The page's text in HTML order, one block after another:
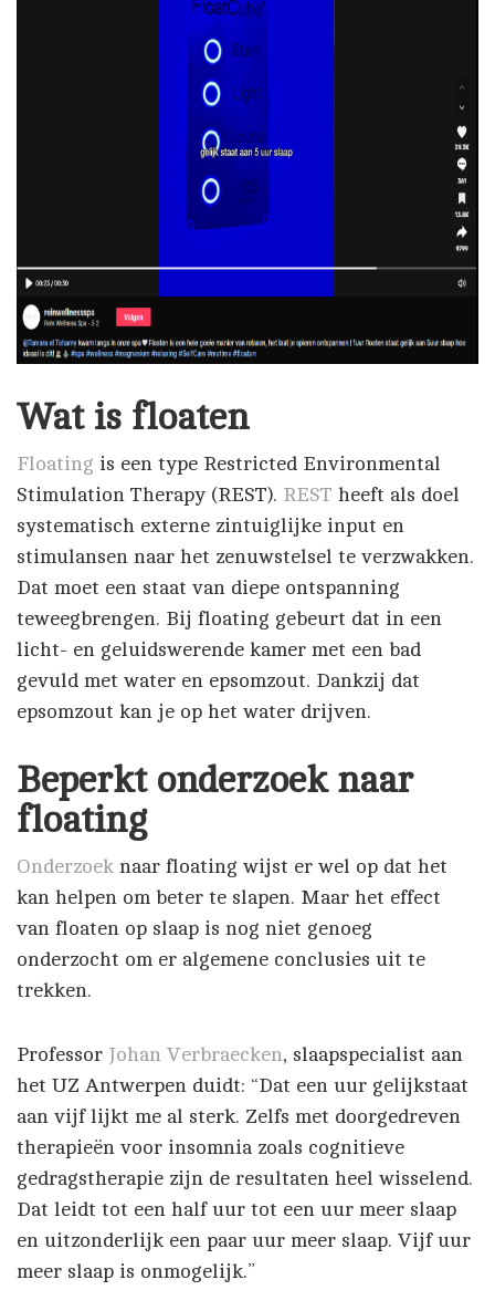
Wat is floaten
Floating is een type Restricted Environmental
Stimulation Therapy (REST). REST heeft als doel
systematisch externe zintuiglijke input en
stimulansen naar het zenuwstelsel te verzwakken.
Dat moet een staat van diepe ontspanning
teweegbrengen. Bij floating gebeurt dat in een
licht- en geluidswerende kamer met een bad
gevuld met water en epsomzout. Dankzij dat
epsomzout kan je op het water drijven.
Beperkt onderzoek naar
floating
Onderzoek naar floating wijst er wel op dat het
kan helpen om beter te slapen. Maar het effect
van floaten op slaap is nog niet genoeg
onderzocht om er algemene conclusies uit te
trekken.
Professor Johan Verbraecken, slaapspecialist aan
het UZ Antwerpen duidt: “Dat een uur gelijkstaat
aan vijf lijkt me al sterk. Zelfs met doorgedreven
therapieën voor insomnia zoals cognitieve
gedragstherapie zijn de resultaten heel wisselend.
Dat leidt tot een half uur tot een uur meer slaap
en uitzonderlijk een paar uur meer slaap. Vijf uur
meer slaap is onmogelijk.”